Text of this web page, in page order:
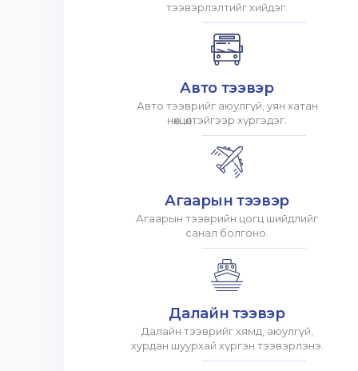
тээвэрлэлтийг хийдэг.
Авто тээвэр
Авто тээврийг аюулгүй, уян хатан
нөхцөлтэйгээр хүргэдэг.
Агаарын тээвэр
Агаарын тээврийн цогц шийдлийг
санал болгоно.
Далайн тээвэр
Далайн тээврийг хямд, аюулгүй,
хурдан шуурхай хүргэн тээвэрлэнэ.